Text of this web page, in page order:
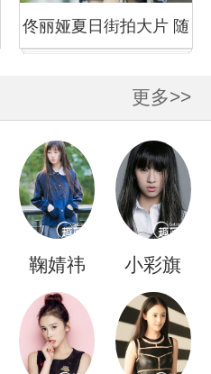
佟丽娅夏日街拍大片 随
更多>>
鞠婧祎 小彩旗